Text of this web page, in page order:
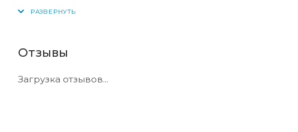
Отзывы
Загрузка отзывов...